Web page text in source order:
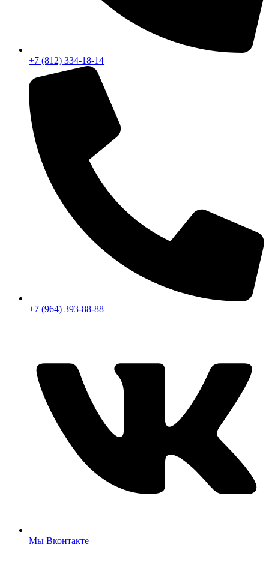
+7 (812) 334-18-14
+7 (964) 393-88-88
Мы Вконтакте